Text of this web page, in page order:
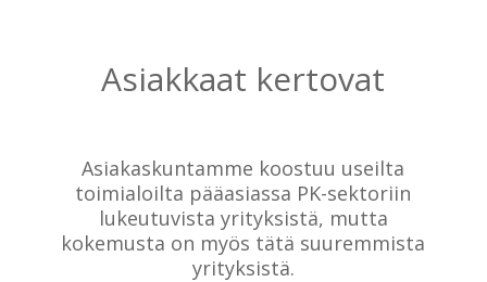
Asiakkaat kertovat
Asiakaskuntamme koostuu useilta
toimialoilta pääasiassa PK-sektoriin
lukeutuvista yrityksistä, mutta
kokemusta on myös tätä suuremmista
yrityksistä.